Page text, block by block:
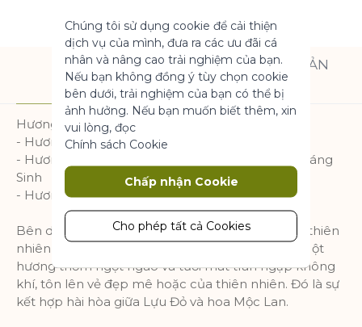
MÔ TẢ
THÀNH PHẦN SẢN
PHẨM
Hương thơm với 3 tầng:
- Hương đầu: Cây Đại Hoàng, Cam và Đào
- Hương giữa: Lựu, Hoa Mộc Lan và Hoa Hồng Giáng
Sinh
- Hương cuối: Vani, Xạ Hương và Gỗ Đàn Hương
Bên dưới khu vườn mùa đông của Yves Rocher, thiên
nhiên như bừng sáng lên vào đêm Giáng Sinh. Một
hương thơm ngọt ngào và tươi mát tràn ngập không
khí, tôn lên vẻ đẹp mê hoặc của thiên nhiên. Đó là sự
kết hợp hài hòa giữa Lựu Đỏ và hoa Mộc Lan.
thể hoạt động bình thường. Chúng
giúp làm cho một trang web có thể sử
dụng được bằng cách kích hoạt chức
năng cơ bản.
Thông số sản phẩm
Cookie tiếp thị được sử dụng để theo
dõi và thu thập các hành động của
khách truy cập trên trang web. Cookie
lưu trữ dữ liệu người dùng và thông tin
cáo nhắm mục tiêu đến nhiều nhóm
đối tượng hơn. Ngoài ra, trải nghiệm
người dùng tùy chỉnh hơn có thể
Chúng tôi sử dụng cookie để cải thiện
dịch vụ của mình, đưa ra các ưu đãi cá
nhân và nâng cao trải nghiệm của bạn.
Nếu bạn không đồng ý tùy chọn cookie
bên dưới, trải nghiệm của bạn có thể bị
ảnh hưởng. Nếu bạn muốn biết thêm, xin
vui lòng, đọc
Chính sách Cookie
Chấp nhận Cookie
Cho phép tất cả Cookies